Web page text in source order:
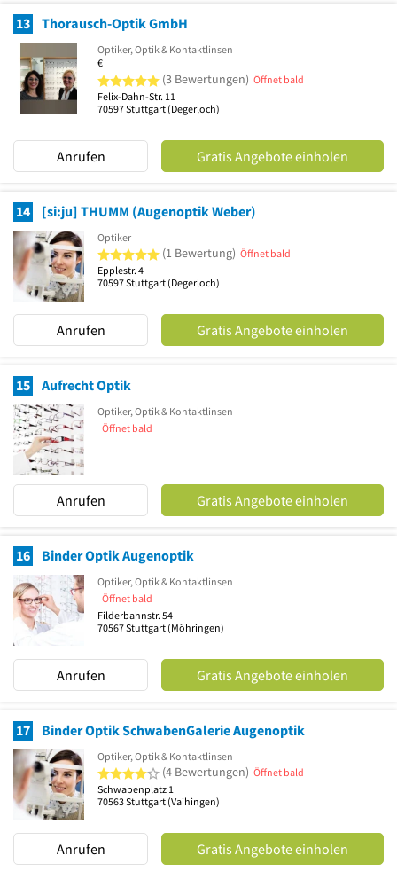
13 Thorausch-Optik GmbH
Optiker, Optik & Kontaktlinsen
€
5 von 5 Sternen
(3 Bewertungen) Öffnet bald
Felix-Dahn-Str. 11
70597Stuttgart (Degerloch)
Anrufen Gratis Angebote einholen
14 [si:ju] THUMM (Augenoptik Weber)
Optiker
5 von 5 Sternen
(1 Bewertung) Öffnet bald
Epplestr. 4
70597Stuttgart (Degerloch)
Anrufen Gratis Angebote einholen
15 Aufrecht Optik
Optiker, Optik & Kontaktlinsen
Öffnet bald
Anrufen Gratis Angebote einholen
16 Binder Optik Augenoptik
Optiker, Optik & Kontaktlinsen
Öffnet bald
Filderbahnstr. 54
70567Stuttgart (Möhringen)
Anrufen Gratis Angebote einholen
17 Binder Optik SchwabenGalerie Augenoptik
Optiker, Optik & Kontaktlinsen
4 von 5 Sternen
(4 Bewertungen) Öffnet bald
Schwabenplatz 1
70563Stuttgart (Vaihingen)
Anrufen Gratis Angebote einholen